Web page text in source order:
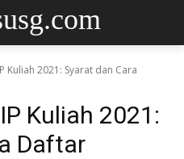
Kuliah 2021: Syarat dan Cara
Kuliah 2021:
Daftar